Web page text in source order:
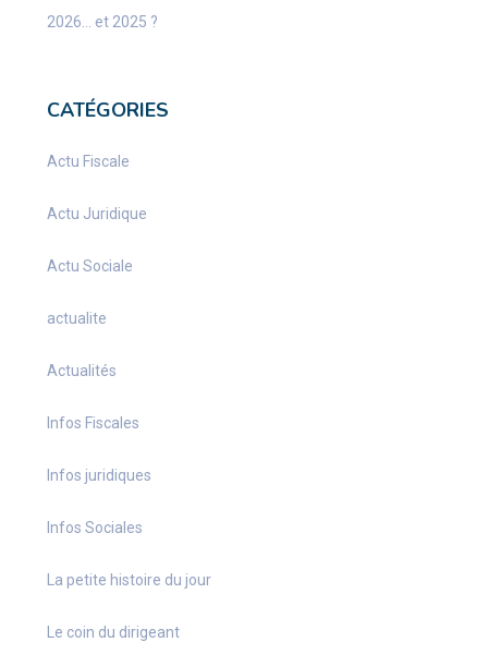
2026… et 2025 ?
CATÉGORIES
Actu Fiscale
Actu Juridique
Actu Sociale
actualite
Actualités
Infos Fiscales
Infos juridiques
Infos Sociales
La petite histoire du jour
Le coin du dirigeant